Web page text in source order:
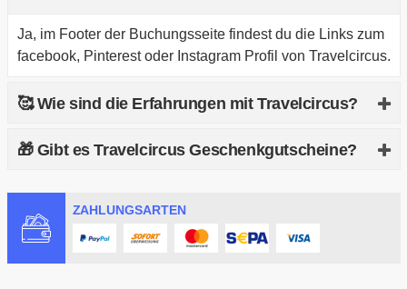
Ja, im Footer der Buchungsseite findest du die Links zum
facebook, Pinterest oder Instagram Profil von Travelcircus.
🥰 Wie sind die Erfahrungen mit Travelcircus?
Bei Trusted Shops wird das Reiseportal Stand November
🎁 Gibt es Travelcircus Geschenkgutscheine?
Ja, du kannst über einen separaten Link unter der
Kategorie Informationen im Footer die
Reisegutscheine
aufrufen. Ab 100 Euro Reisewert geht es
ZAHLUNGSARTEN